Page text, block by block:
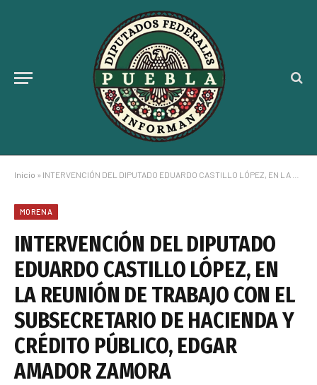
Inicio » INTERVENCIÓN DEL DIPUTADO EDUARDO CASTILLO LÓPEZ, EN LA REUNIÓN DE TRABAJO CON EL SUBSECRETARIO DE HACIENDA Y CRÉDITO PÚBLICO, EDGAR AMADOR ZAMORA
MORENA
INTERVENCIÓN DEL DIPUTADO
EDUARDO CASTILLO LÓPEZ, EN
LA REUNIÓN DE TRABAJO CON EL
SUBSECRETARIO DE HACIENDA Y
CRÉDITO PÚBLICO, EDGAR
AMADOR ZAMORA